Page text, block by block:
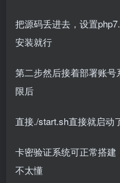
把源码丢进去，设置
安装就行
第二步然后接着部署账
限后
直接./start.sh直接就启动
卡密验证系统可正常搭建
不太懂